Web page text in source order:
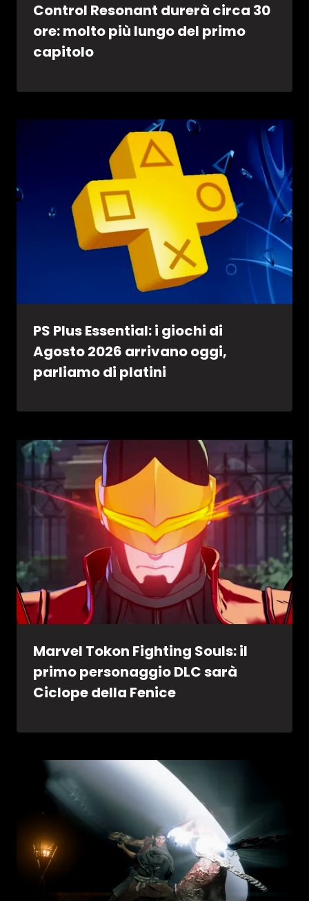
Control Resonant durerà circa 30
ore: molto più lungo del primo
capitolo
PS Plus Essential: i giochi di
Agosto 2026 arrivano oggi,
parliamo di platini
Marvel Tokon Fighting Souls: il
primo personaggio DLC sarà
Ciclope della Fenice